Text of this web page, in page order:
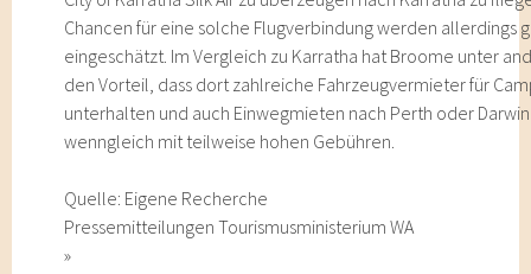
Chancen für eine solche Flugverbindung werden allerdings
eingeschätzt. Im Vergleich zu Karratha hat Broome unter
den Vorteil, dass dort zahlreiche Fahrzeugvermieter für
unterhalten und auch Einwegmieten nach Perth oder
wenngleich mit teilweise hohen Gebühren.
Quelle: Eigene Recherche
Pressemitteilungen Tourismusministerium WA
»